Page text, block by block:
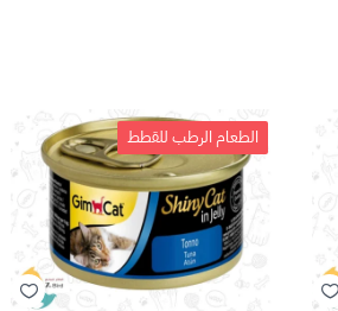
الطعام الرطب للقطط